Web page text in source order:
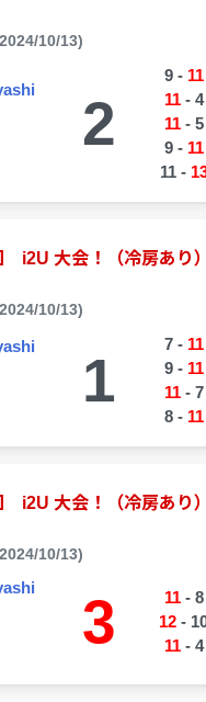
10/13)
2
9- 11
11- 4
11- 5
9- 11
11-
i2U 大会！（冷房あり
10/13)
1
7- 11
9- 11
11- 7
8- 11
i2U 大会！（冷房あり
10/13)
3 11- 8
12 -
11- 4